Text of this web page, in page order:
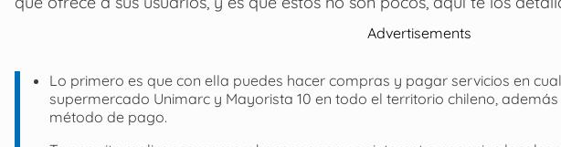
Advertisements
Lo primero es que con ella puedes hacer compras y pagar servicios en
supermercado Unimarc y Mayorista 10 en todo el territorio chileno,
método de pago.